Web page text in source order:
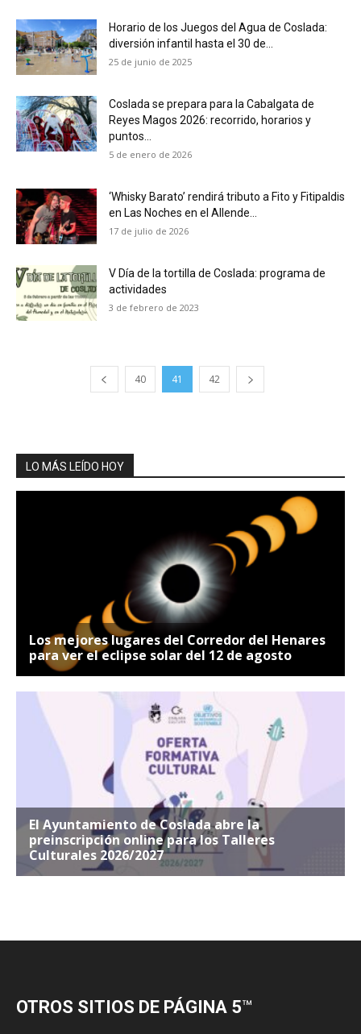
Horario de los Juegos del Agua de Coslada:
diversión infantil hasta el 30 de...
25 de junio de 2025
Coslada se prepara para la Cabalgata de
Reyes Magos 2026: recorrido, horarios y
puntos...
5 de enero de 2026
‘Whisky Barato’ rendirá tributo a Fito y Fitipaldis
en Las Noches en el Allende...
17 de julio de 2026
V Día de la tortilla de Coslada: programa de
actividades
3 de febrero de 2023
40 41 42
LO MÁS LEÍDO HOY
OTROS SITIOS DE PÁGINA 5™